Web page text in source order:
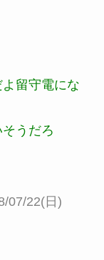
留守電にな
うだろ
07/22(日)